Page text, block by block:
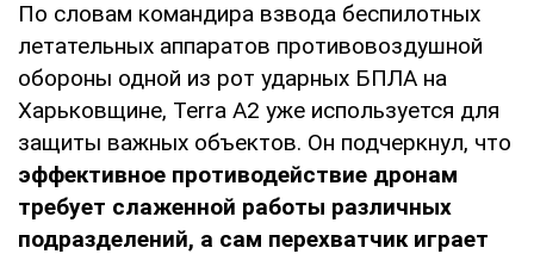
По словам командира взвода беспилотных
летательных аппаратов противовоздушной
обороны одной из рот ударных БПЛА на
Харьковщине, Terra A2 уже используется для
защиты важных объектов. Он подчеркнул, что
эффективное противодействие дронам
требует слаженной работы различных
подразделений, а сам перехватчик играет